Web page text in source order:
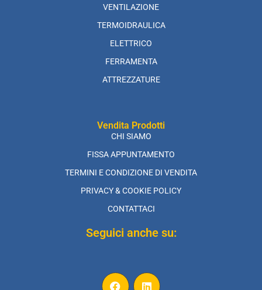
VENTILAZIONE
TERMOIDRAULICA
ELETTRICO
FERRAMENTA
ATTREZZATURE
Vendita Prodotti
CHI SIAMO
FISSA APPUNTAMENTO
TERMINI E CONDIZIONE DI VENDITA
PRIVACY & COOKIE POLICY
CONTATTACI
Seguici anche su: